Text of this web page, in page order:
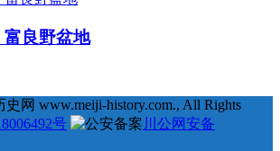
良野盆地
网 www.meiji-history.com., All Rights
号
川公网安备